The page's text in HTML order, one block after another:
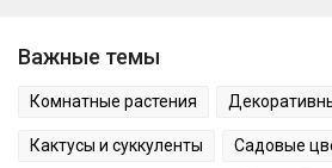
Важные темы
Комнатные растения
Кактусы и суккуленты Садовые